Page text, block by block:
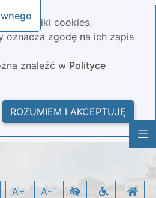
pliki cookies.
oznacza zgodę na ich zapis
znaleźć w Polityce
ROZUMIEM I AKCEPTUJĘ
A+ A-